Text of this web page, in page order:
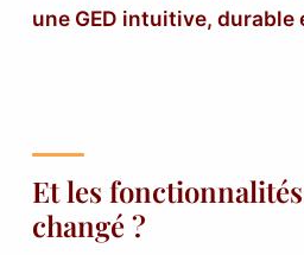
une GED intuitive, durable
Et les
changé ?